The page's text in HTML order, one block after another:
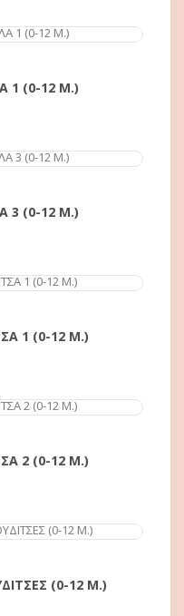
1 (0-12 Μ.)
3 (0-12 Μ.)
1 (0-12 Μ.)
2 (0-12 Μ.)
(0-12 Μ.)